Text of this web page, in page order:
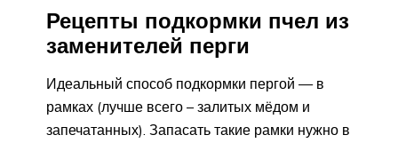
Рецепты подкормки пчел из
заменителей перги
Идеальный способ подкормки пергой — в
рамках (лучше всего – залитых мёдом и
запечатанных). Запасать такие рамки нужно в